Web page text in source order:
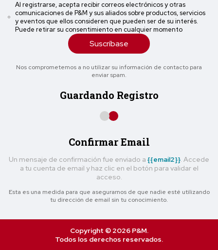
Al registrarse, acepta recibir correos electrónicos y otras
comunicaciones de P&M y sus aliados sobre productos, servicios
y eventos que ellos consideren que pueden ser de su interés.
Puede retirar su consentimiento en cualquier momento
Suscríbase
Nos comprometemos a no utilizar su información de contacto para
enviar spam.
Guardando Registro
Confirmar Email
Un mensaje de confirmación fue enviado a {{email2}}. Accede
a tu cuenta de email y haz clic en el botón para validar el
acceso.
Esta es una medida para que asegurarnos de que nadie esté utilizando
tu dirección de email sin tu conocimiento.
Copyright © 2026 P&M.
Todos los derechos reservados.